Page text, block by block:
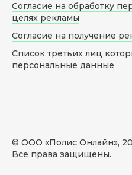
© ООО «Полис Онлайн»,
Все права защищены.
Согласие на обработку
целях рекламы
Согласие на получение
Список третьих лиц
персональные данные